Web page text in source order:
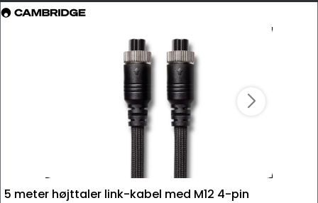
5 meter højttaler link-kabel med M12 4-pin